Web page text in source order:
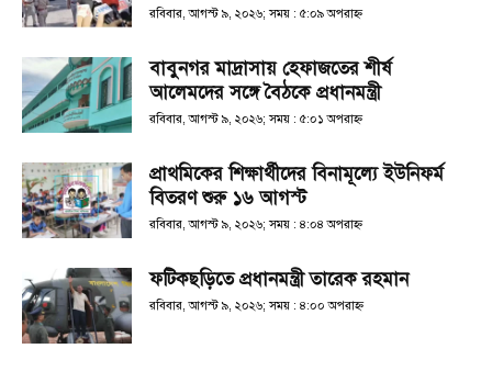
রবিবার, আগস্ট ৯, ২০২৬; সময় : ৫:০৯ অপরাহ্ণ
বাবুনগর মাদ্রাসায় হেফাজতের শীর্ষ
আলেমদের সঙ্গে বৈঠকে প্রধানমন্ত্রী
রবিবার, আগস্ট ৯, ২০২৬; সময় : ৫:০১ অপরাহ্ণ
প্রাথমিকের শিক্ষার্থীদের বিনামূল্যে ইউনিফর্ম
বিতরণ শুরু ১৬ আগস্ট
রবিবার, আগস্ট ৯, ২০২৬; সময় : ৪:০৪ অপরাহ্ণ
ফটিকছড়িতে প্রধানমন্ত্রী তারেক রহমান
রবিবার, আগস্ট ৯, ২০২৬; সময় : ৪:০০ অপরাহ্ণ